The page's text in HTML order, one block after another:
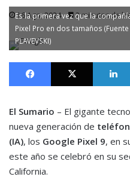
16 Ago, 2024 2 minutos de
Es la primera vez que la
Pixel Pro en dos tamaños (Fuente
PLAVEVSKI)
Facebook X
El Sumario – El gigante
nueva generación de
(IA), los Google Pixel 9, en
este año se celebró en su
California.